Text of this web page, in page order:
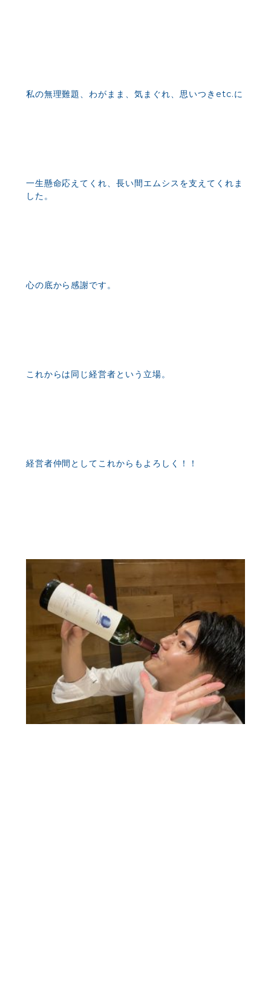
私の無理難題、わがまま、気まぐれ、思いつきetc.に
一生懸命応えてくれ、長い間エムシスを支えてくれま
した。
心の底から感謝です。
これからは同じ経営者という立場。
経営者仲間としてこれからもよろしく！！